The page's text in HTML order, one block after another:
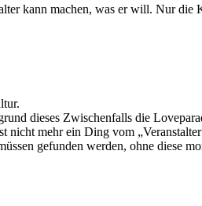
kann machen, was er will. Nur die
dieses Zwischenfalls die
nicht mehr ein Ding vom
gefunden werden, ohne diese